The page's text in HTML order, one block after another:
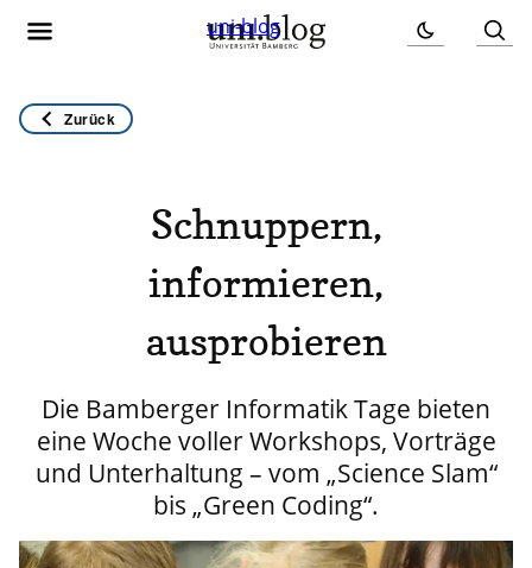
uni-blog
Zurück
Schnuppern,
informieren,
ausprobieren
Die Bamberger Informatik Tage bieten
eine Woche voller Workshops, Vorträge
und Unterhaltung – vom „Science Slam“
bis „Green Coding“.